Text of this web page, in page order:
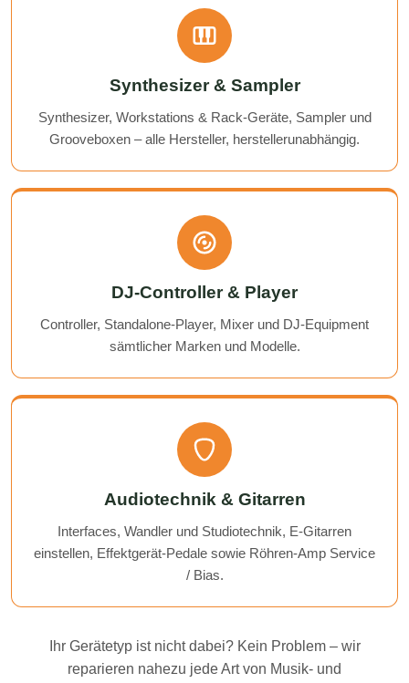
Synthesizer & Sampler
Synthesizer, Workstations & Rack-Geräte, Sampler und
Grooveboxen – alle Hersteller, herstellerunabhängig.
DJ-Controller & Player
Controller, Standalone-Player, Mixer und DJ-Equipment
sämtlicher Marken und Modelle.
Audiotechnik & Gitarren
Interfaces, Wandler und Studiotechnik, E-Gitarren
einstellen, Effektgerät-Pedale sowie Röhren-Amp Service
/ Bias.
Ihr Gerätetyp ist nicht dabei? Kein Problem – wir
reparieren nahezu jede Art von Musik- und